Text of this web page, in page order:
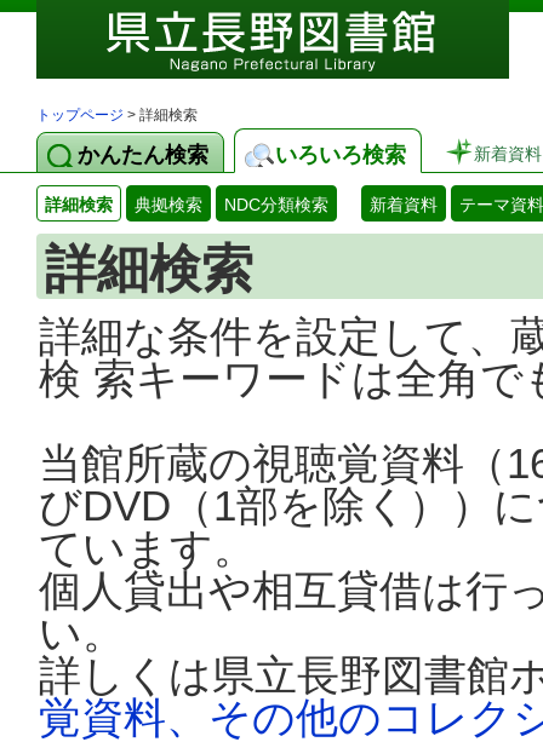
トップページ > 詳細検索
かんたん検索 いろいろ検索 新着資料
詳細検索 典拠検索 NDC分類検索 新着資料 テーマ資料
詳細検索
詳細な条件を設定して、
検 索キーワードは全角
当館所蔵の視聴覚資料（
びDVD（1部を除く））
ています。
個人貸出や相互貸借は行
い。
詳しくは県立長野図書館
覚資料、その他のコレク